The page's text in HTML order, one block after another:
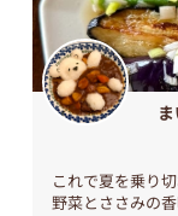
これで夏を乗り
野菜とささみの香